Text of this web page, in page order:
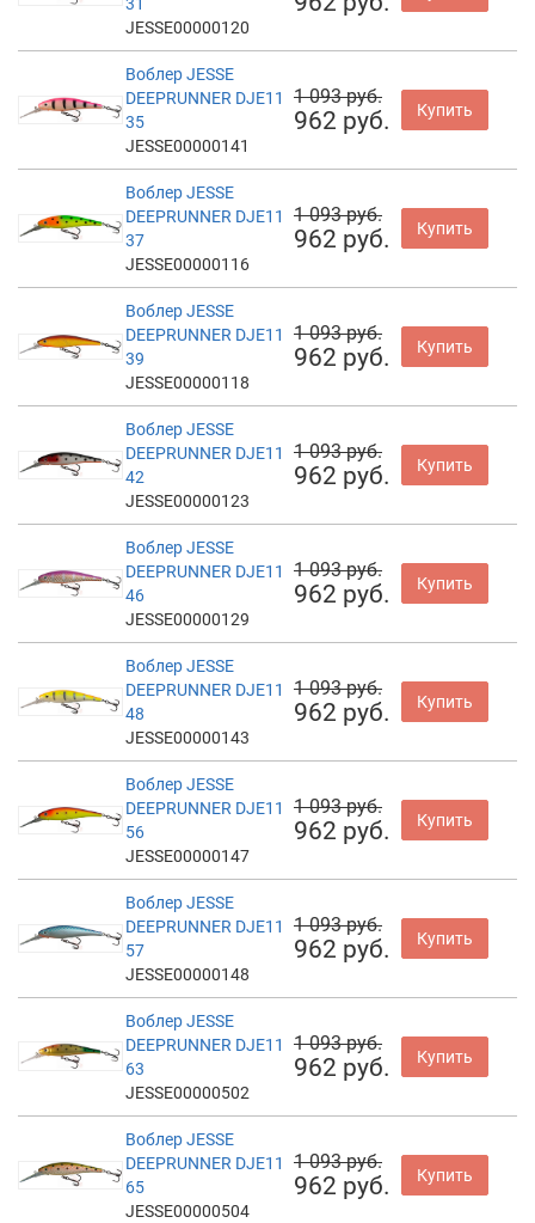
JESSE00000120
Воблер JESSE
DEEPRUNNER DJE11
35
JESSE00000141
1 093 руб.
962 руб. Купить
Воблер JESSE
DEEPRUNNER DJE11
37
JESSE00000116
1 093 руб.
962 руб. Купить
Воблер JESSE
DEEPRUNNER DJE11
39
JESSE00000118
1 093 руб.
962 руб. Купить
Воблер JESSE
DEEPRUNNER DJE11
42
JESSE00000123
1 093 руб.
962 руб. Купить
Воблер JESSE
DEEPRUNNER DJE11
46
JESSE00000129
1 093 руб.
962 руб. Купить
Воблер JESSE
DEEPRUNNER DJE11
48
JESSE00000143
1 093 руб.
962 руб. Купить
Воблер JESSE
DEEPRUNNER DJE11
56
JESSE00000147
1 093 руб.
962 руб. Купить
Воблер JESSE
DEEPRUNNER DJE11
57
JESSE00000148
1 093 руб.
962 руб. Купить
Воблер JESSE
DEEPRUNNER DJE11
63
JESSE00000502
1 093 руб.
962 руб. Купить
Воблер JESSE
DEEPRUNNER DJE11
65
JESSE00000504
1 093 руб.
962 руб. Купить